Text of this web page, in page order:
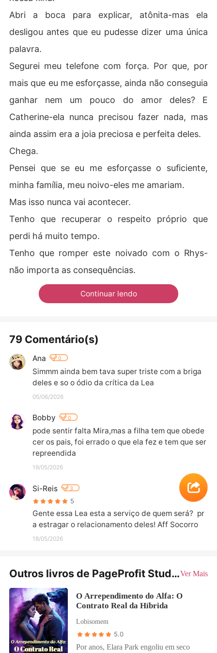
Abri a boca para explicar, atônita-mas ela
desligou antes que eu pudesse dizer uma única
palavra.
Segurei meu telefone com força. Por que, por
mais que eu me esforçasse, ainda não conseguia
ganhar nem um pouco do amor deles? E
Catherine-ela nunca precisou fazer nada, mas
ainda assim era a joia preciosa e perfeita deles.
Chega.
Pensei que se eu me esforçasse o suficiente,
minha família, meu noivo-eles me amariam.
Mas isso nunca vai acontecer.
Tenho que recuperar o respeito próprio que
perdi há muito tempo.
Tenho que romper este noivado com o Rhys-
não importa as consequências.
Continuar lendo
79 Comentário(s)
Ana 0
Simmm ainda bem tava super triste com a briga
deles e so o ódio da crítica da Lea
05/06/2026
Bobby 0
pode sentir falta Mira,mas a filha tem que obede
cer os pais, foi errado o que ela fez e tem que ser
repreendida
19/05/2026
Si-Reis 3
5
Gente essa Lea esta a serviço de quem será?  pr
a estragar o relacionamento deles! Aff Socorro
18/05/2026
Outros livros de PageProfit StudioVer Mais
O Arrependimento do Alfa: O
Contrato Real da Híbrida
Lobisomem
5.0
Por anos, Elara Park engoliu em seco